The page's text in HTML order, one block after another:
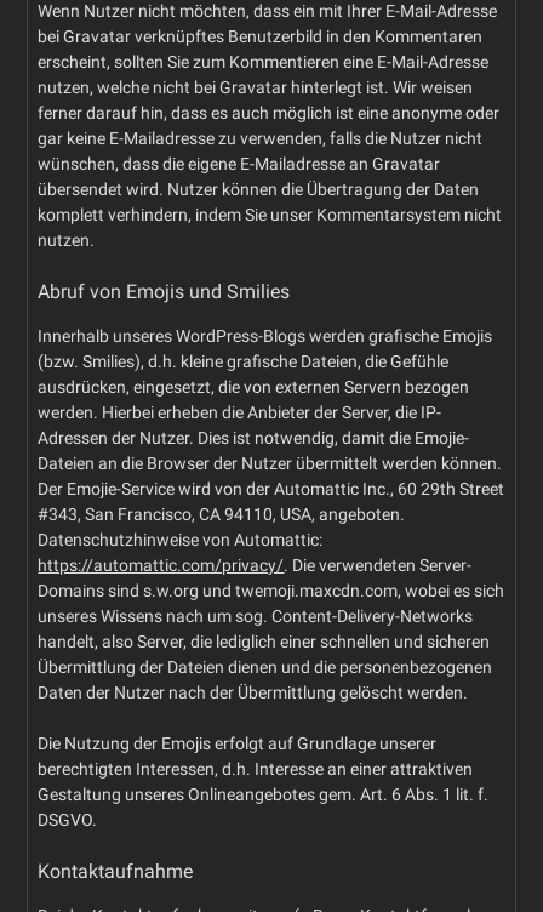
Wenn Nutzer nicht möchten, dass ein mit Ihrer E-Mail-Adresse
bei Gravatar verknüpftes Benutzerbild in den Kommentaren
erscheint, sollten Sie zum Kommentieren eine E-Mail-Adresse
nutzen, welche nicht bei Gravatar hinterlegt ist. Wir weisen
ferner darauf hin, dass es auch möglich ist eine anonyme oder
gar keine E-Mailadresse zu verwenden, falls die Nutzer nicht
wünschen, dass die eigene E-Mailadresse an Gravatar
übersendet wird. Nutzer können die Übertragung der Daten
komplett verhindern, indem Sie unser Kommentarsystem nicht
nutzen.
Abruf von Emojis und Smilies
Innerhalb unseres WordPress-Blogs werden grafische Emojis
(bzw. Smilies), d.h. kleine grafische Dateien, die Gefühle
ausdrücken, eingesetzt, die von externen Servern bezogen
werden. Hierbei erheben die Anbieter der Server, die IP-
Adressen der Nutzer. Dies ist notwendig, damit die Emojie-
Dateien an die Browser der Nutzer übermittelt werden können.
Der Emojie-Service wird von der Automattic Inc., 60 29th Street
#343, San Francisco, CA 94110, USA, angeboten.
Datenschutzhinweise von Automattic:
https://automattic.com/privacy/. Die verwendeten Server-
Domains sind s.w.org und twemoji.maxcdn.com, wobei es sich
unseres Wissens nach um sog. Content-Delivery-Networks
handelt, also Server, die lediglich einer schnellen und sicheren
Übermittlung der Dateien dienen und die personenbezogenen
Daten der Nutzer nach der Übermittlung gelöscht werden.
Die Nutzung der Emojis erfolgt auf Grundlage unserer
berechtigten Interessen, d.h. Interesse an einer attraktiven
Gestaltung unseres Onlineangebotes gem. Art. 6 Abs. 1 lit. f.
DSGVO.
Kontaktaufnahme